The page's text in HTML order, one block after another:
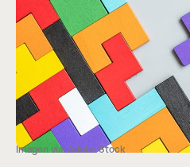
Imagen vía: Adobe Stock